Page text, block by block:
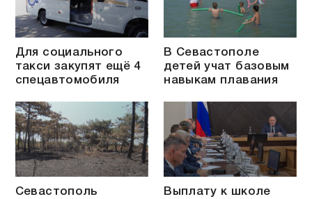
Для социального
такси закупят ещё 4
спецавтомобиля
В Севастополе
детей учат базовым
навыкам плавания
Севастополь
Выплату к школе